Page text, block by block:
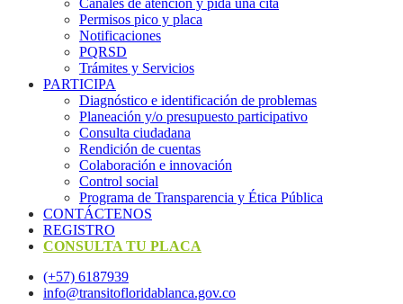
Canales de atención y pida una cita
Permisos pico y placa
Notificaciones
PQRSD
Trámites y Servicios
PARTICIPA
Diagnóstico e identificación de problemas
Planeación y/o presupuesto participativo​
Consulta ciudadana
Rendición de cuentas
Colaboración e innovación
Control social
Programa de Transparencia y Ética Pública
CONTÁCTENOS
REGISTRO
CONSULTA TU PLACA
(+57) 6187939
info@transitofloridablanca.gov.co